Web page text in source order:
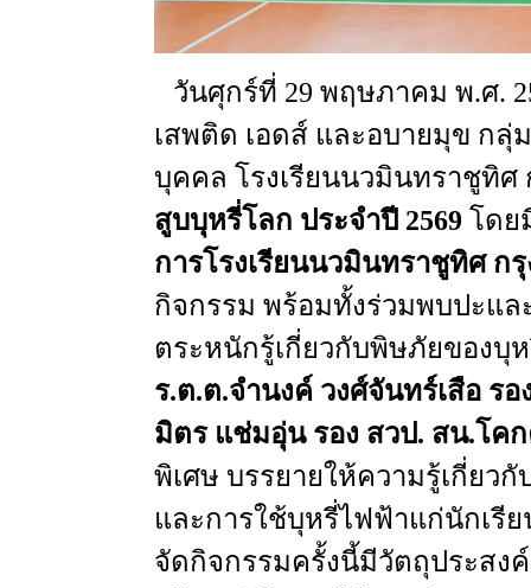
วันศุกร์ที่ 29 พฤษภาคม พ.ศ.
เสพติด เอดส์ และอบายมุข กลุ่
บุคคล โรงเรียนนวมินทราชูทิศ
สูบบุหรี่โลก ประจำปี 2569 โดย
การโรงเรียนนวมินทราชูทิศ ก
กิจกรรม พร้อมทั้งร่วมพบปะแล
ตระหนักรู้เกี่ยวกับพิษภัยของบุ
ร.ต.ต.จำนงค์ วงศ์จันทร์เสือ รอ
มิตร แช่มอุ่น รอง สวป. สน.โค
พิเศษ บรรยายให้ความรู้เกี่ยว
และการใช้บุหรี่ไฟฟ้าแก่นักเรี
จัดกิจกรรมครั้งนี้มีวัตถุประสง